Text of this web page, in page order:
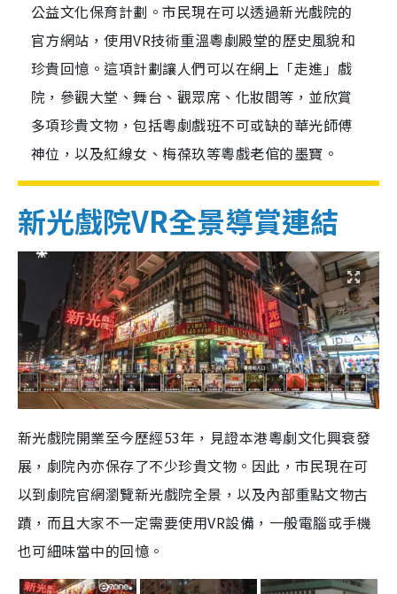
公益文化保育計劃。市民現在可以透過新光戲院的
官方網站，使用VR技術重溫粵劇殿堂的歷史風貌和
珍貴回憶。這項計劃讓人們可以在網上「走進」戲
院，參觀大堂、舞台、觀眾席、化妝間等，並欣賞
多項珍貴文物，包括粵劇戲班不可或缺的華光師傅
神位，以及紅線女、梅葆玖等粵戲老倌的墨寶。
新光戲院VR全景導賞連結
新光戲院開業至今歷經53年，見證本港粵劇文化興衰發
展，劇院內亦保存了不少珍貴文物。因此，市民現在可
以到劇院官網瀏覽新光戲院全景，以及內部重點文物古
蹟，而且大家不一定需要使用VR設備，一般電腦或手機
也可細味當中的回憶。